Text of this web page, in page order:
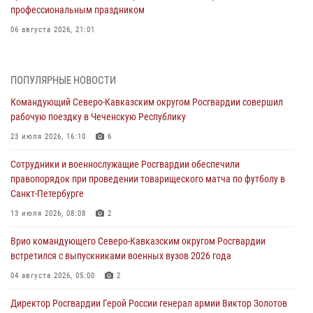
профессиональным праздником
06 августа 2026, 21:01
Росгвардии (видео)
06 августа 2026, 14:47 10 1
В Брянске сотрудники и военнослужащие Росгвардии почтили
06 августа 2026, 14:36 2
В кинологическом центре Уральского округа Росгвардии почтили
память товарищей, погибших при исполнении воинского долга
В Центральном округе Росгвардии прошли мероприятия к
108‑летию генерала армии И.К. Яковлева
ПОПУЛЯРНЫЕ НОВОСТИ
Командующий Северо-Кавказским округом Росгвардии совершил
рабочую поездку в Чеченскую Республику
23 июля 2026, 16:10 6
Сотрудники и военнослужащие Росгвардии обеспечили
правопорядок при проведении товарищеского матча по футболу в
Санкт-Петербурге
13 июля 2026, 08:08 2
Врио командующего Северо-Кавказским округом Росгвардии
встретился с выпускниками военных вузов 2026 года
04 августа 2026, 05:00 2
Директор Росгвардии Герой России генерал армии Виктор Золотов